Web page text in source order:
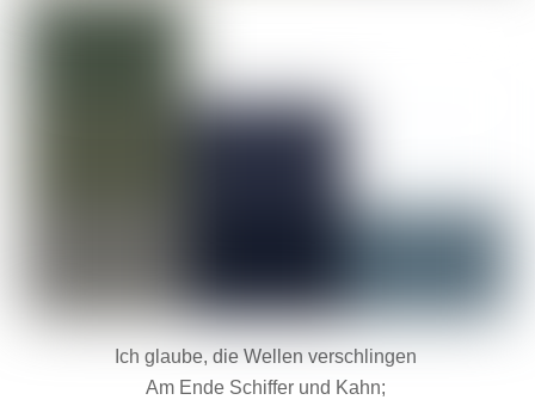
Ich glaube, die Wellen verschlingen
Am Ende Schiffer und Kahn;